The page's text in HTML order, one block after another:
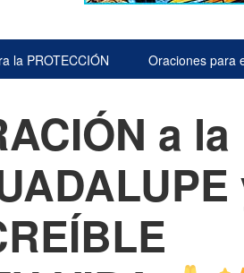
la PROTECCIÓN Oraciones para
a la